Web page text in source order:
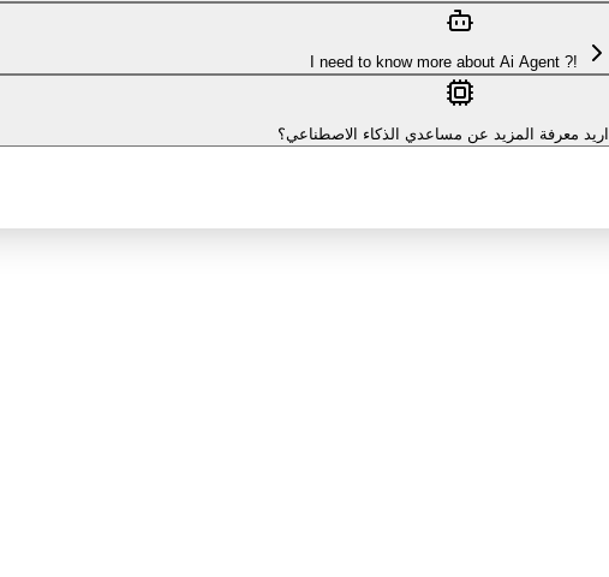
I need to know more about Ai Agent ?!
اريد معرفة المزيد عن مساعدي الذكاء الاصطناعي؟